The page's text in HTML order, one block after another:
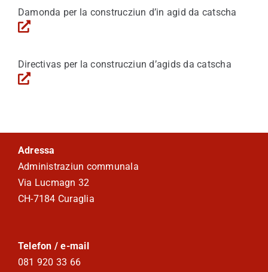
Damonda per la construcziun d’in agid da catscha
Directivas per la construcziun d’agids da catscha
Adressa
Administraziun communala
Via Lucmagn 32
CH-7184 Curaglia
Telefon / e-mail
081 920 33 66